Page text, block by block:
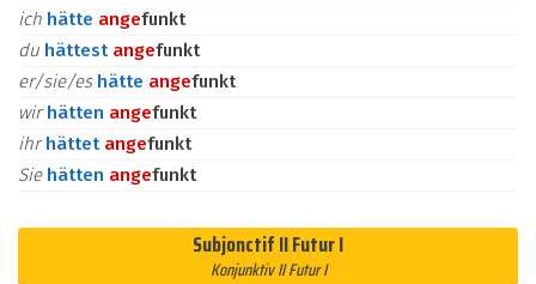
ich hätte angefunkt
du hättest angefunkt
er/sie/es hätte angefunkt
wirhätten angefunkt
ihrhättet angefunkt
Sie hätten angefunkt
Subjonctif II Futur I
Konjunktiv II Futur I